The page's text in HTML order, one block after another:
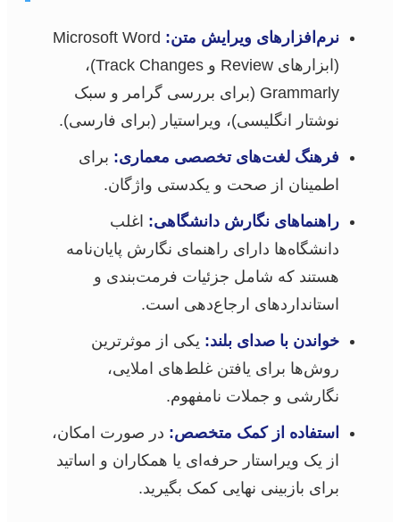
نرم‌افزارهای ویرایش متن: Microsoft Word
(ابزارهای Review و Track Changes)،
Grammarly (برای بررسی گرامر و سبک
نوشتار انگلیسی)، ویراستیار (برای فارسی).
فرهنگ لغت‌های تخصصی معماری: برای
اطمینان از صحت و یکدستی واژگان.
راهنماهای نگارش دانشگاهی: اغلب
دانشگاه‌ها دارای راهنمای نگارش پایان‌نامه
هستند که شامل جزئیات فرمت‌بندی و
استانداردهای ارجاع‌دهی است.
خواندن با صدای بلند: یکی از موثرترین
روش‌ها برای یافتن غلط‌های املایی،
نگارشی و جملات نامفهوم.
استفاده از کمک متخصص: در صورت امکان،
از یک ویراستار حرفه‌ای یا همکاران و اساتید
برای بازبینی نهایی کمک بگیرید.